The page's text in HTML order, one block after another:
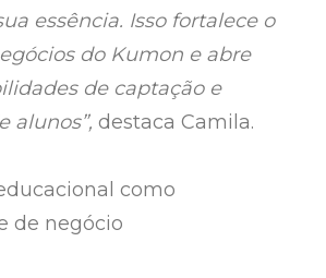
essência. Isso fortalece o
do Kumon e abre
de captação e
alunos”, destaca Camila.
como
de negócio